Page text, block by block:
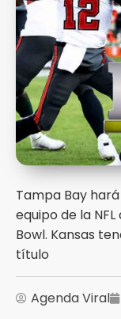
Tampa Bay
equipo de la
Bowl. Kansas
título
Agenda Viral